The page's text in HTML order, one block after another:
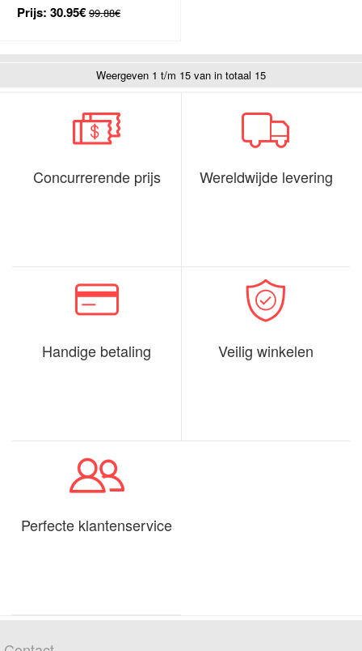
Prijs: 30.95€ 99.88€
Weergeven 1 t/m 15 van in totaal 15
Concurrerende prijs Wereldwijde levering
Handige betaling Veilig winkelen
Perfecte klantenservice